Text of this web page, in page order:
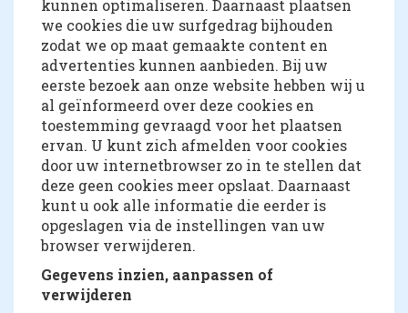
kunnen optimaliseren. Daarnaast plaatsen
we cookies die uw surfgedrag bijhouden
zodat we op maat gemaakte content en
advertenties kunnen aanbieden. Bij uw
eerste bezoek aan onze website hebben wij u
al geïnformeerd over deze cookies en
toestemming gevraagd voor het plaatsen
ervan. U kunt zich afmelden voor cookies
door uw internetbrowser zo in te stellen dat
deze geen cookies meer opslaat. Daarnaast
kunt u ook alle informatie die eerder is
opgeslagen via de instellingen van uw
browser verwijderen.
Gegevens inzien, aanpassen of
verwijderen